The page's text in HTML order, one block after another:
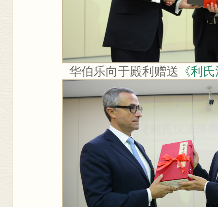
华伯乐向于殿利赠送 《利